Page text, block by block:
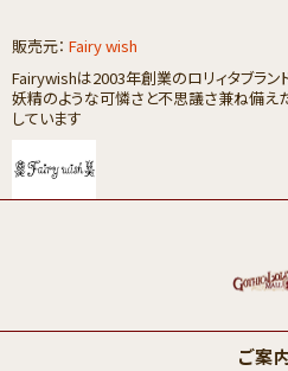
販売元： Fairy wish
Fairywishは2003年創業のロリィタブラン
妖精のような可憐さと不思議さ兼ね備え
しています
ご案